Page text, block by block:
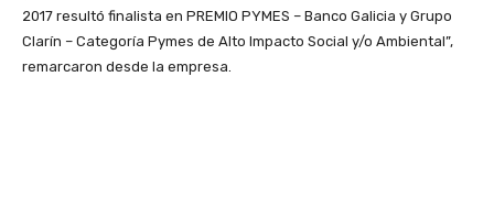
2017 resultó finalista en PREMIO PYMES – Banco Galicia y Grupo
Clarín – Categoría Pymes de Alto Impacto Social y/o Ambiental”,
remarcaron desde la empresa.